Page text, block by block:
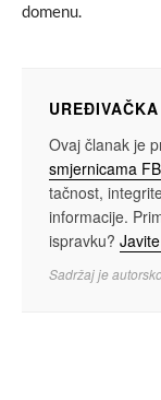
domenu.
Ovaj članak je
smjernicama
tačnost,
informacije.
ispravku?
Sadržaj je